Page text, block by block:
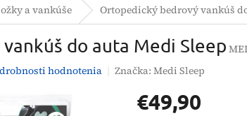
a vankúše Ortopedický bedrový vankúš
do auta Medi Sleep
hodnotenia Značka: Medi Sleep
€49,90